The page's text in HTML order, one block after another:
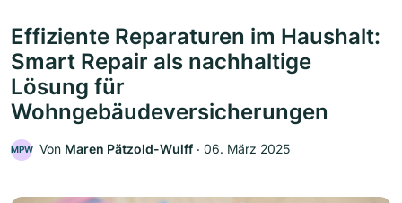
Effiziente Reparaturen im Haushalt:
Smart Repair als nachhaltige
Lösung für
Wohngebäudeversicherungen
MPW Von Maren Pätzold-Wulff ‧ 06. März 2025